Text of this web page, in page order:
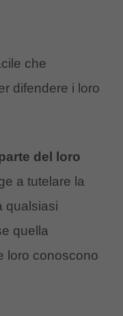
che
difendere i loro
del loro
a tutelare la
qualsiasi
quella
loro conoscono